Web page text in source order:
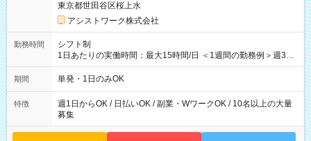
東京都世田谷区桜上水
アシストワーク株式会社
勤務時間
シフト制
1日あたりの実働時間：最大15時間/日 ＜1週間の勤務例＞週3回
勤務 勤務：月・水・金 休み：火・木・土・日 好きな時にお仕事
可能です！ ※1日あたりの最大実働時間は日勤、夜勤共に勤務し
期間 単発・1日のみOK
特徴
週1日からOK / 日払いOK / 副業・WワークOK / 10名以上の大量
募集